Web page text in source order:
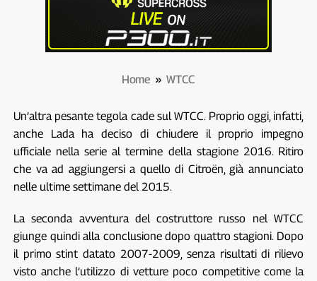
Home »WTCC
Un’altra pesante tegola cade sul WTCC. Proprio oggi, infatti,
anche Lada ha deciso di chiudere il proprio impegno
ufficiale nella serie al termine della stagione 2016. Ritiro
che va ad aggiungersi a quello di Citroën, già annunciato
nelle ultime settimane del 2015.
La seconda avventura del costruttore russo nel WTCC
giunge quindi alla conclusione dopo quattro stagioni. Dopo
il primo stint datato 2007-2009, senza risultati di rilievo
visto anche l’utilizzo di vetture poco competitive come la